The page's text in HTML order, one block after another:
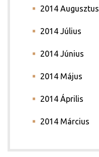
2014 Augusztus
2014 Július
2014 Június
2014 Május
2014 Április
2014 Március